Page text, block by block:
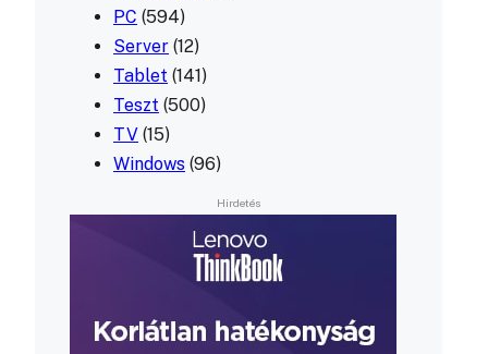
PC (594)
Server (12)
Tablet (141)
Teszt (500)
TV (15)
Windows (96)